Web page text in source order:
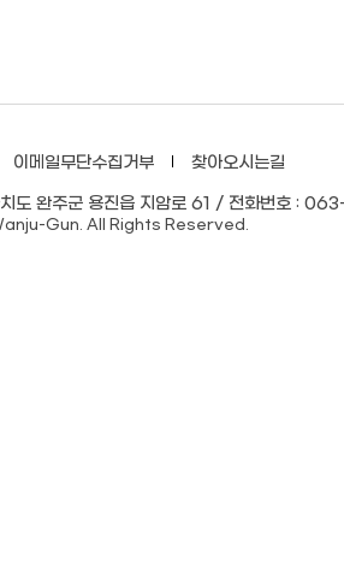
이메일무단수집거부
찾아오시는길
도 완주군 용진읍 지암로 61 / 전화번호 :
Gun. All Rights Reserved.